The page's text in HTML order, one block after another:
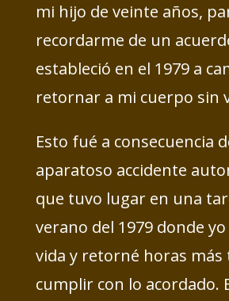
mi hijo de veinte años,
recordarme de un
estableció en el 1979 a
retornar a mi cuerpo sin
Esto fué a consecuencia
aparatoso accidente
que tuvo lugar en una
verano del 1979 donde
vida y retorné horas más
cumplir con lo acordado.